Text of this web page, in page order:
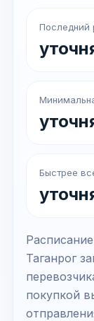
Последний
Быстрее
Таганрог
покупкой